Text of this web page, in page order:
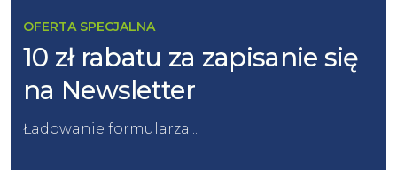
OFERTA SPECJALNA
10 zł rabatu za zapisanie się
na Newsletter
Ładowanie formularza...